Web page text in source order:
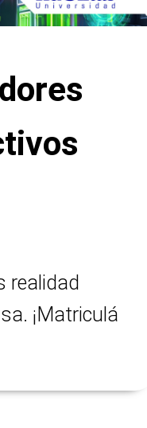
realidad
¡Matriculá